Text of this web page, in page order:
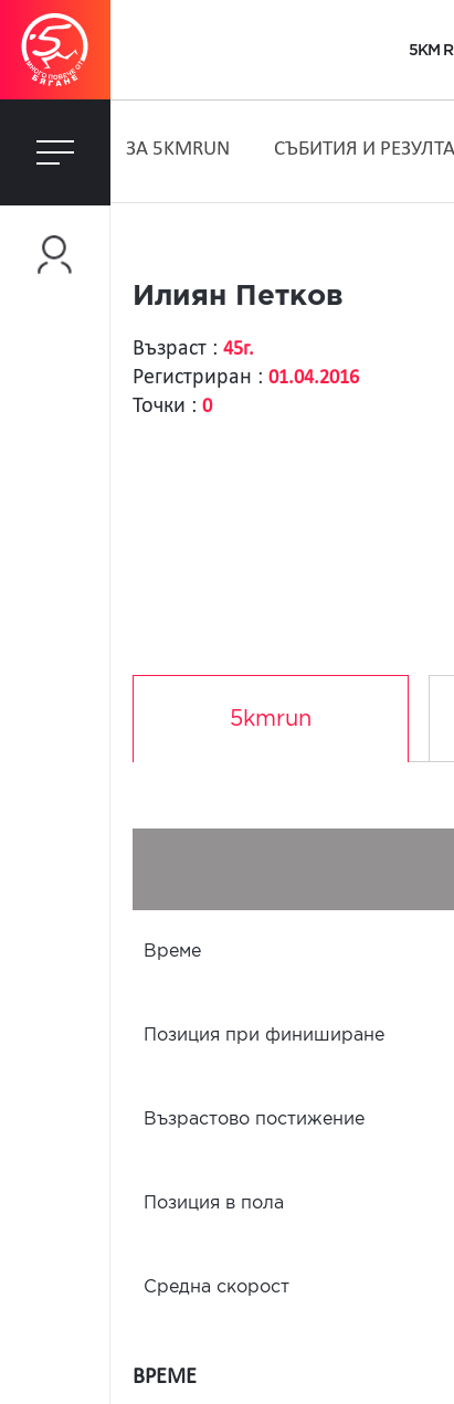
5KM
ЗA 5KMRUN СЪБИТИЯ И
Илиян Петков
Възраст : 45г.
Регистриран : 01.04.2016
Точки : 0
5kmrun
Време
Позиция при финиширане
Възрастово постижение
Позиция в пола
Средна скорост
ВРЕМЕ